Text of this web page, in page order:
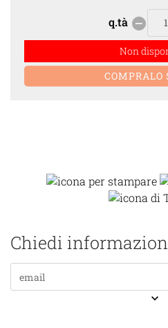
q.tà remove_circle
Non
Chiedi
keyboard_arrow_down